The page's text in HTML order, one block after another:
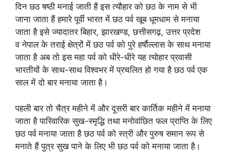
दिन छठ षष्ठी मनाई जाती हैं इस त्यौहार को छठ के नाम से भी
जाना जाता हैं हमारे पूर्वी भारत में छठ पर्व खूब धूमधाम से मनाया
जाता है इसे ज्यादातर बिहार, झारखण्ड, छत्तीसगढ़, उत्तर प्रदेश
व नेपाल के तराई क्षेत्रों में छठ पर्व को पुरे हर्षौल्लास के साथ मनाया
जाता है अब तो इस महा पर्व को धीरे-धीरे यह त्योहार प्रवासी
भारतीयों के साथ-साथ विश्वभर में प्रचलित हो गया है छठ पर्व एक
साल में दो बार मनाया जाता है।
पहली बार तो चैत्र महीने में और दूसरी बार कार्तिक महीने में मनाया
जाता है पारिवारिक सुख-स्मृद्धि तथा मनोवांछित फल प्राप्ति के लिए
छठ पर्व मनाया जाता है छठ पर्व को स्त्री और पुरुष समान रूप से
मनाते हैं पुत्र सुख पाने के लिए भी छठ पर्व को मनाया जाता है।